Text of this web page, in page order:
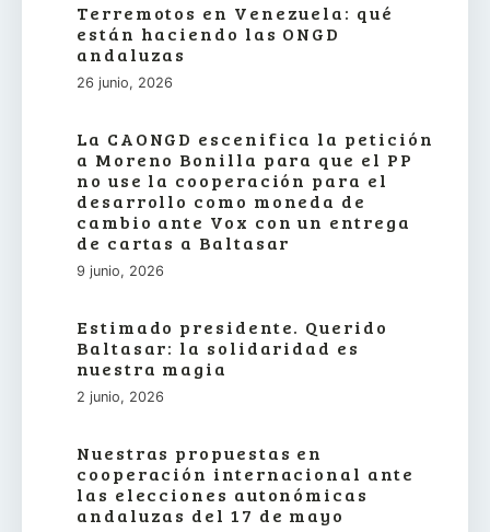
Terremotos en Venezuela: qué
están haciendo las ONGD
andaluzas
26 junio, 2026
La CAONGD escenifica la petición
a Moreno Bonilla para que el PP
no use la cooperación para el
desarrollo como moneda de
cambio ante Vox con un entrega
de cartas a Baltasar
9 junio, 2026
Estimado presidente. Querido
Baltasar: la solidaridad es
nuestra magia
2 junio, 2026
Nuestras propuestas en
cooperación internacional ante
las elecciones autonómicas
andaluzas del 17 de mayo